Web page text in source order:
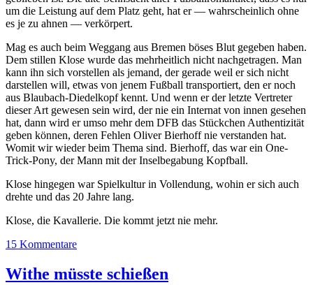
um die Leistung auf dem Platz geht, hat er — wahrscheinlich ohne
es je zu ahnen — verkörpert.
Mag es auch beim Weggang aus Bremen böses Blut gegeben haben.
Dem stillen Klose wurde das mehrheitlich nicht nachgetragen. Man
kann ihn sich vorstellen als jemand, der gerade weil er sich nicht
darstellen will, etwas von jenem Fußball transportiert, den er noch
aus Blaubach-Diedelkopf kennt. Und wenn er der letzte Vertreter
dieser Art gewesen sein wird, der nie ein Internat von innen gesehen
hat, dann wird er umso mehr dem DFB das Stückchen Authentizität
geben können, deren Fehlen Oliver Bierhoff nie verstanden hat.
Womit wir wieder beim Thema sind. Bierhoff, das war ein One-
Trick-Pony, der Mann mit der Inselbegabung Kopfball.
Klose hingegen war Spielkultur in Vollendung, wohin er sich auch
drehte und das 20 Jahre lang.
Klose, die Kavallerie. Die kommt jetzt nie mehr.
15 Kommentare
Withe müsste schießen